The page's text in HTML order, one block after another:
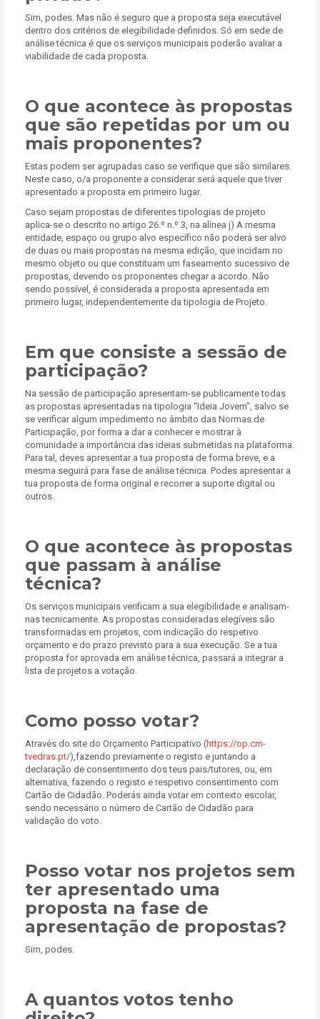
Sim, podes. Mas não é seguro que a proposta seja executável
dentro dos critérios de elegibilidade definidos. Só em sede de
análise técnica é que os serviços municipais poderão avaliar a
viabilidade de cada proposta.
O que acontece às propostas
que são repetidas por um ou
mais proponentes?
Estas podem ser agrupadas caso se verifique que são similares.
Neste caso, o/a proponente a considerar será aquele que tiver
apresentado a proposta em primeiro lugar.
Caso sejam propostas de diferentes tipologias de projeto
aplica-se o descrito no artigo 26.º n.º 3, na alínea j) A mesma
entidade, espaço ou grupo alvo específico não poderá ser alvo
de duas ou mais propostas na mesma edição, que incidam no
mesmo objeto ou que constituam um faseamento sucessivo de
propostas, devendo os proponentes chegar a acordo. Não
sendo possível, é considerada a proposta apresentada em
primeiro lugar, independentemente da tipologia de Projeto.
Em que consiste a sessão de
participação?
Na sessão de participação apresentam-se publicamente todas
as propostas apresentadas na tipologia “Ideia Jovem”, salvo se
se verificar algum impedimento no âmbito das Normas de
Participação, por forma a dar a conhecer e mostrar à
comunidade a importância das ideias submetidas na plataforma.
Para tal, deves apresentar a tua proposta de forma breve, e a
mesma seguirá para fase de análise técnica. Podes apresentar a
tua proposta de forma original e recorrer a suporte digital ou
outros.
O que acontece às propostas
que passam à análise
técnica?
Os serviços municipais verificam a sua elegibilidade e analisam-
nas tecnicamente. As propostas consideradas elegíveis são
transformadas em projetos, com indicação do respetivo
orçamento e do prazo previsto para a sua execução. Se a tua
proposta for aprovada em análise técnica, passará a integrar a
lista de projetos a votação.
Como posso votar?
Através do site do Orçamento Participativo (https://op.cm-
tvedras.pt/),fazendo previamente o registo e juntando a
declaração de consentimento dos teus pais/tutores, ou, em
alternativa, fazendo o registo e respetivo consentimento com
Cartão de Cidadão. Poderás ainda votar em contexto escolar,
sendo necessário o número de Cartão de Cidadão para
validação do voto.
Posso votar nos projetos sem
ter apresentado uma
proposta na fase de
apresentação de propostas?
Sim, podes.
A quantos votos tenho